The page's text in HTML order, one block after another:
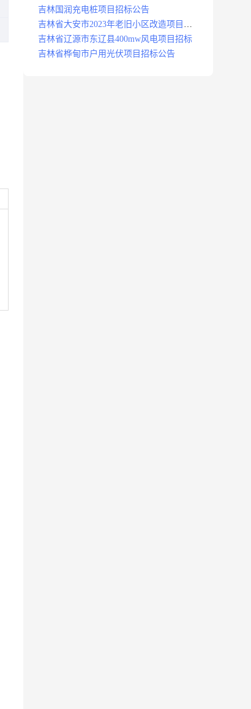
吉林国润充电桩项目招标公告
吉林省大安市2023年老旧小区改造项目招
标公告
吉林省辽源市东辽县400mw风电项目招标
吉林省桦甸市户用光伏项目招标公告